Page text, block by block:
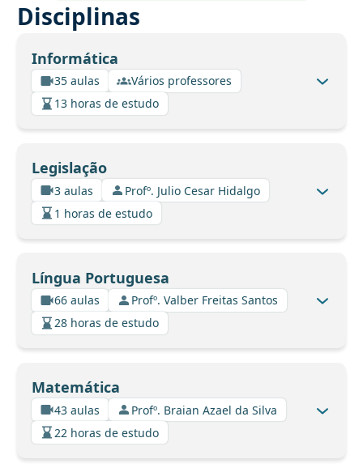
Disciplinas
Informática
35 aulas
Vários professores
13 horas de estudo
Legislação
3 aulas
Profº. Julio Cesar Hidalgo
1 horas de estudo
Língua Portuguesa
66 aulas
Profº. Valber Freitas Santos
28 horas de estudo
Matemática
43 aulas
Profº. Braian Azael da Silva
22 horas de estudo